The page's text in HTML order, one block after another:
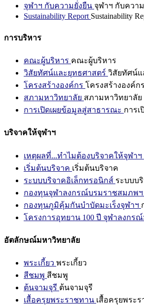
จุฬาฯ กับความยั่งยืน จุฬาฯ กับควา
Sustainability Report Sustainability
การบริหาร
คณะผู้บริหาร คณะผู้บริหาร
วิสัยทัศน์และยุทธศาสตร์ วิสัยทัศน์แ
โครงสร้างองค์กร โครงสร้างองค์กร
สภามหาวิทยาลัย สภามหาวิทยาลัย
การเปิดเผยข้อมูลสู่สาธารณะ การ
บริจาคให้จุฬาฯ
เหตุผลที่...ทำไมต้องบริจาคให้จุฬาฯ
เริ่มต้นบริจาค เริ่มต้นบริจาค
ระบบบริจาคอิเล็กทรอนิกส์ ระบบบ
กองทุนจุฬาลงกรณ์บรมราชสมภพฯ
กองทุนภูมิคุ้มกันบำบัดมะเร็งจุฬาฯ
โครงการอุทยาน 100 ปี จุฬาลงกร
อัตลักษณ์มหาวิทยาลัย
พระเกี้ยว พระเกี้ยว
สีชมพู สีชมพู
ต้นจามจุรี ต้นจามจุรี
เสื้อครุยพระราชทาน เสื้อครุยพระ